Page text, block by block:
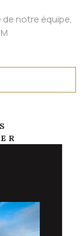
notre équipe,